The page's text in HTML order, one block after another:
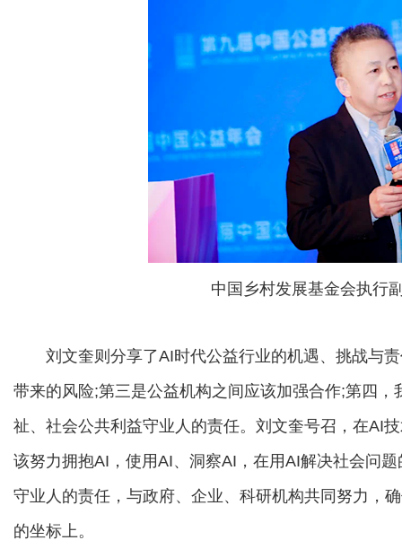
中国乡村发展基金会执行
刘文奎则分享了AI时代公益行业的机遇、挑战与责
带来的风险;第三是公益机构之间应该加强合作;第四
祉、社会公共利益守业人的责任。刘文奎号召，在AI
该努力拥抱AI，使用AI、洞察AI，在用AI解决社会问
守业人的责任，与政府、企业、科研机构共同努力，
的坐标上。